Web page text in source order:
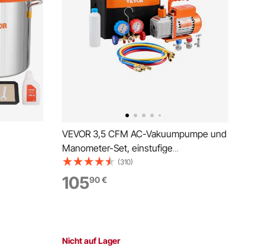
50Hz
VEVOR 3,5 CFM AC-Vakuumpumpe und
Manometer-Set, einstufige
Drehschieber-HVAC-
Luftvakuumpumpe, A/C-
Kältemittelverteiler-Manometer-Kit, mit
(310)
10590€
Nicht auf Lager